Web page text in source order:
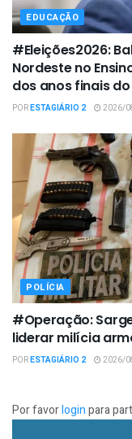
EDUCAÇÃO
#Eleições2026:
Nordeste no
dos anos finais
PORESTAGIÁRIO 2 2026/
POLÍCIA
#Operação:
liderar milícia
PORESTAGIÁRIO 2 2026/
Por favorloginpara